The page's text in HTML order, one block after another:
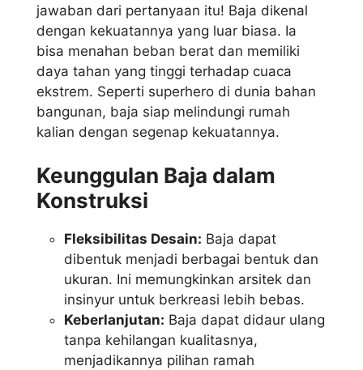
jawaban dari pertanyaan itu! Baja dikenal
dengan kekuatannya yang luar biasa. Ia
bisa menahan beban berat dan memiliki
daya tahan yang tinggi terhadap cuaca
ekstrem. Seperti superhero di dunia bahan
bangunan, baja siap melindungi rumah
kalian dengan segenap kekuatannya.
Keunggulan Baja dalam
Konstruksi
Fleksibilitas Desain: Baja dapat
dibentuk menjadi berbagai bentuk dan
ukuran. Ini memungkinkan arsitek dan
insinyur untuk berkreasi lebih bebas.
Keberlanjutan: Baja dapat didaur ulang
tanpa kehilangan kualitasnya,
menjadikannya pilihan ramah